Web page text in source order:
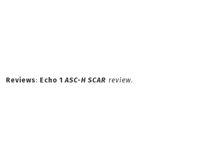
Reviews: Echo 1 ASC-H SCAR review.